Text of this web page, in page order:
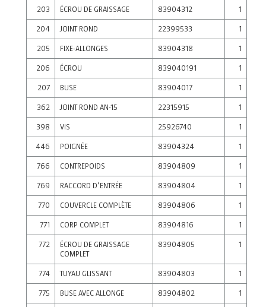
203 ÉCROU DE GRAISSAGE 83904312 1
204 JOINT ROND 22399533 1
205 FIXE-ALLONGES 83904318 1
206 ÉCROU 839040191 1
207 BUSE 83904017 1
362 JOINT ROND AN-15 22315915 1
398 VIS 25926740 1
446 POIGNÉE 83904324 1
766 CONTREPOIDS 83904809 1
769 RACCORD D’ENTRÉE 83904804 1
770 COUVERCLE COMPLÈTE 83904806 1
771 CORP COMPLET 83904816 1
772
ÉCROU DE GRAISSAGE
COMPLET
83904805 1
774 TUYAU GLISSANT 83904803 1
775 BUSE AVEC ALLONGE 83904802 1